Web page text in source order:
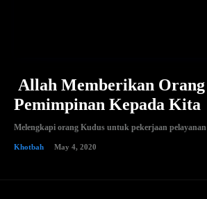
Allah Memberikan Orang
Pemimpinan Kepada Kita
Melengkapi orang Kudus untuk pekerjaan pelayanan
Khotbah May 4, 2020